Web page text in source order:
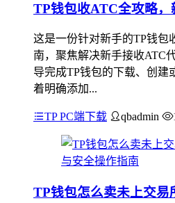
TP钱包收ATC全攻略，
这是一份针对新手的TP钱包
南，聚焦解决新手接收ATC
导完成TP钱包的下载、创建
着明确添加...
TP PC端下载 qbadmin
TP钱包怎么卖未上交易